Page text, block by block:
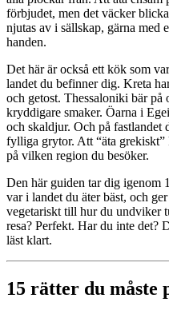
förbjudet, men det väcker
njutas av i sällskap, gärna med
handen.
Det här är också ett kök som
landet du befinner dig. Kreta
och getost. Thessaloniki bär på
kryddigare smaker. Öarna i
och skaldjur. Och på fastlandet
fylliga grytor. Att “äta grekiskt”
på vilken region du besöker.
Den här guiden tar dig igenom
var i landet du äter bäst, och
vegetariskt till hur du undviker
resa? Perfekt. Har du inte det?
läst klart.
15 rätter du måste